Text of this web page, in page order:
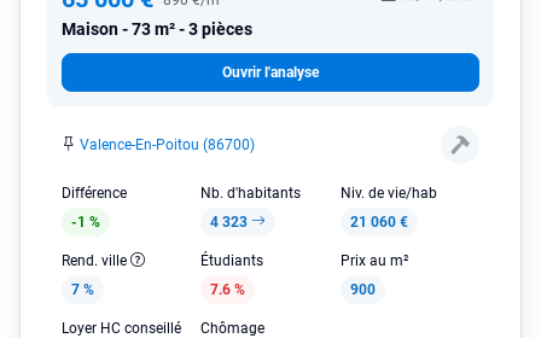
Maison 73 m² - 3 pièces
Ouvrir l'analyse
Valence-En-Poitou (86700)
Différence
-1 %
Nb. d'habitants
4 323
Niv. de vie/hab
21 060 €
Rend. ville
7 %
Étudiants
7.6 %
Prix au m²
900
Loyer HC conseillé
Chômage